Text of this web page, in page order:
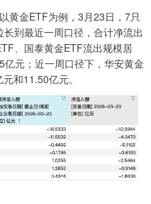
金ETF为例，3月23日，7只
到最近一周口径，合计净流出
、国泰黄金ETF流出规模居
元；近一周口径下，华安黄金
和11.50亿元。